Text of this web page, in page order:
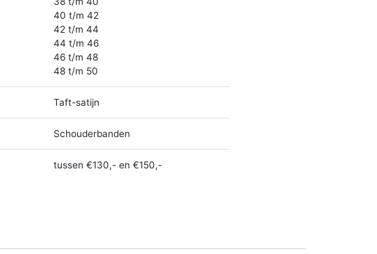
40 t/m 42
42 t/m 44
44 t/m 46
46 t/m 48
48 t/m 50
Taft-satijn
Schouderbanden
tussen €130,- en €150,-